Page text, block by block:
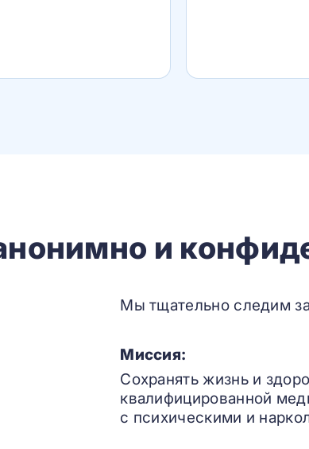
и
Мы тщательно следим
Миссия:
Сохранять жизнь и
квалифицированной
с психическими и